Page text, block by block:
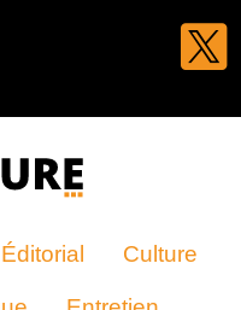
Éditorial Culture